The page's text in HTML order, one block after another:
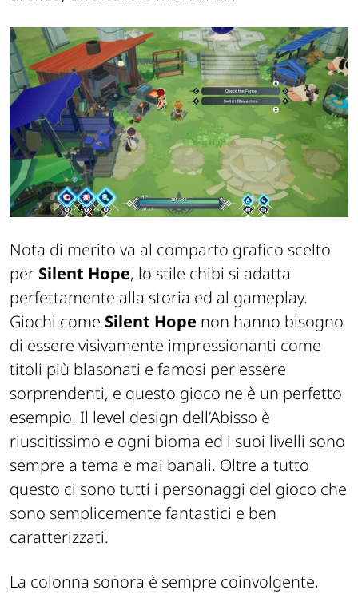
Nota di merito va al comparto grafico scelto
per Silent Hope, lo stile chibi si adatta
perfettamente alla storia ed al gameplay.
Giochi come Silent Hope non hanno bisogno
di essere visivamente impressionanti come
titoli più blasonati e famosi per essere
sorprendenti, e questo gioco ne è un perfetto
esempio. Il level design dell’Abisso è
riuscitissimo e ogni bioma ed i suoi livelli sono
sempre a tema e mai banali. Oltre a tutto
questo ci sono tutti i personaggi del gioco che
sono semplicemente fantastici e ben
caratterizzati.
La colonna sonora è sempre coinvolgente,